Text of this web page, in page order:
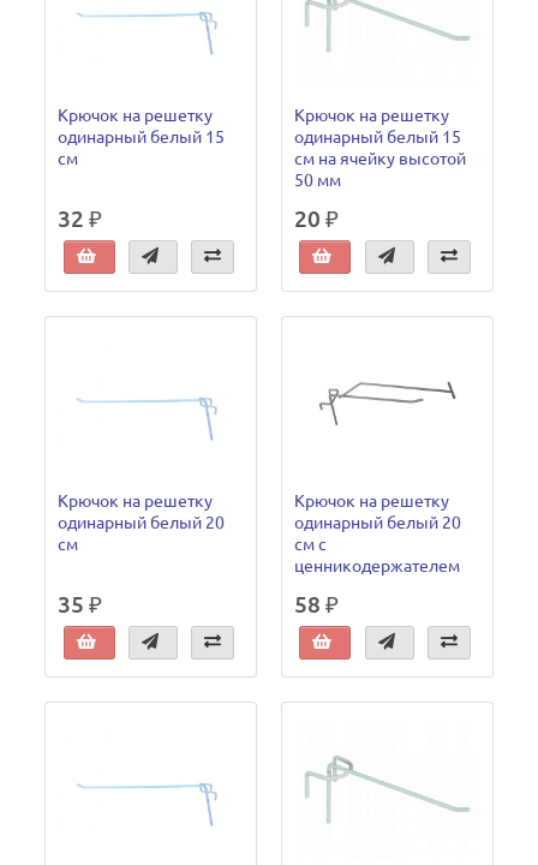
Крючок на решетку
одинарный белый 15
см
32 ₽
Крючок на решетку
одинарный белый 15
см на ячейку высотой
50 мм
20 ₽
Крючок на решетку
одинарный белый 20
см
35 ₽
Крючок на решетку
одинарный белый 20
см с
ценникодержателем
58 ₽